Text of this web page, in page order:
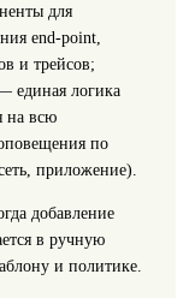
для
end-point,
и трейсов;
единая логика
на всю
по
приложение).
добавление
в ручную
и политике.